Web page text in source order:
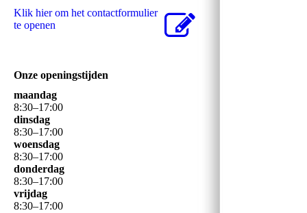
Klik hier om het contactformulier
te openen
Onze openingstijden
maandag
8:30–17:00
dinsdag
8:30–17:00
woensdag
8:30–17:00
donderdag
8:30–17:00
vrijdag
8:30–17:00